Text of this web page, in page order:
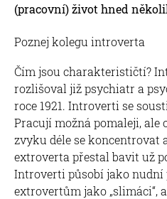
(pracovní) život hned
Poznej kolegu introverta
Čím jsou charakterističtí?
rozlišoval již psychiatr a
roce 1921. Introverti se
Pracují možná pomaleji, ale
zvyku déle se koncentrovat
extroverta přestal bavit už
Introverti působí jako nudní
extrovertům jako „slimáci“,